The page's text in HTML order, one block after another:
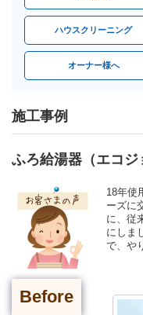
ハウスクリーニング
オーナー様へ
施工事例
ふろ給湯器（エコ
18年使
ーズに
に、従
にしま
で、や
Before